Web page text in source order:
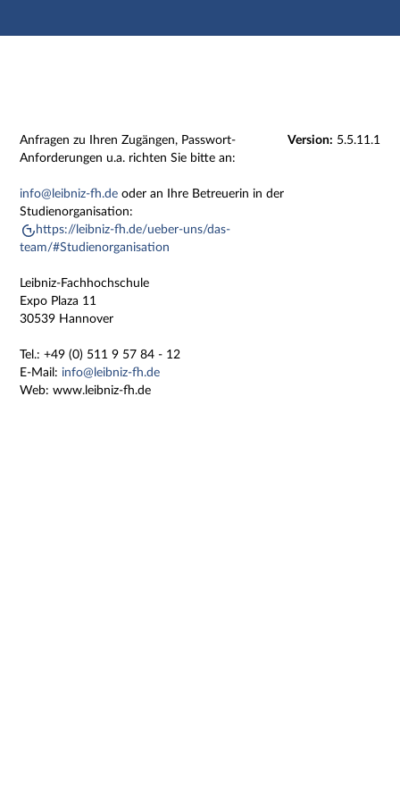
Hauptnavigation
Version: 5.5.11.1
Anfragen zu Ihren Zugängen, Passwort-
Anforderungen u.a. richten Sie bitte an:
info@leibniz-fh.de oder an Ihre Betreuerin in der
Studienorganisation:
https://leibniz-fh.de/ueber-uns/das-
team/#Studienorganisation
Leibniz-Fachhochschule
Expo Plaza 11
30539 Hannover
Tel.: +49 (0) 511 9 57 84 - 12
E-Mail: info@leibniz-fh.de
Web: www.leibniz-fh.de